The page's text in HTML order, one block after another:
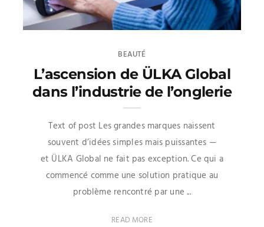
BEAUTÉ
L’ascension de ÜLKA Global
dans l’industrie de l’onglerie
Text of post Les grandes marques naissent
souvent d’idées simples mais puissantes —
et ÜLKA Global ne fait pas exception. Ce qui a
commencé comme une solution pratique au
problème rencontré par une ...
READ MORE